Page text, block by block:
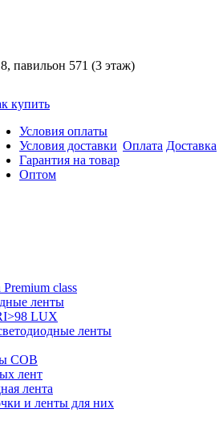
павильон 571 (3 этаж)
купить
Условия оплаты
Условия доставки
Гарантия на товар
Оптом
Оплата Доставка
class
ленты
LUX
ленты
COB
лент
лента
и ленты для них